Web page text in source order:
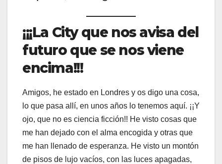
¡¡¡La City que nos avisa del
futuro que se nos viene
encima!!!
Amigos, he estado en Londres y os digo una cosa,
lo que pasa allí, en unos años lo tenemos aquí. ¡¡Y
ojo, que no es ciencia ficción!! He visto cosas que
me han dejado con el alma encogida y otras que
me han llenado de esperanza. He visto un montón
de pisos de lujo vacíos, con las luces apagadas,